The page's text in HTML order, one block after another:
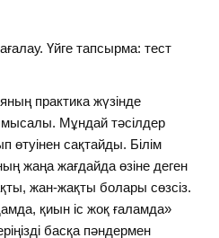
Үйге тапсырма: тест
практика жүзінде
мысалы. Мұндай тәсілдер
өтуінен сақтайды. Білім
жаңа жағдайда өзіне деген
жан-жақты болары сөзсіз.
қиын іс жоқ ғаламда»
басқа пәндермен